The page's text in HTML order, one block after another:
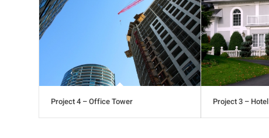
Project 4 – Office Tower Project 3 – Hotel